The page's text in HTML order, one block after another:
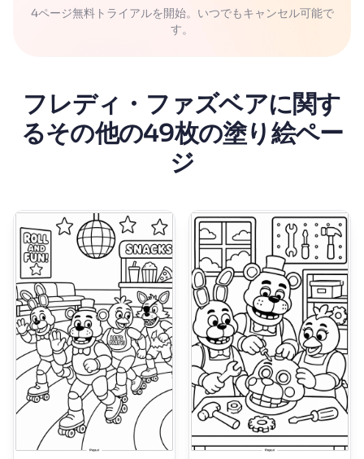
4ページ無料トライアルを開始。いつでもキャンセル可能で
す。
フレディ・ファズベアに関す
るその他の49枚の塗り絵ペー
ジ